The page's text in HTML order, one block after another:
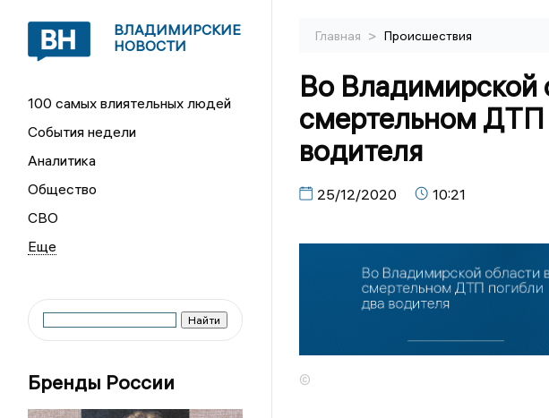
ВЛАДИМИРСКИЕ
НОВОСТИ
100 самых влиятельных людей
События недели
Аналитика
Общество
СВО
Бренды России
Главная > Происшествия
Во Владимирской
смертельном ДТП
водителя
25/12/2020 10:21
©